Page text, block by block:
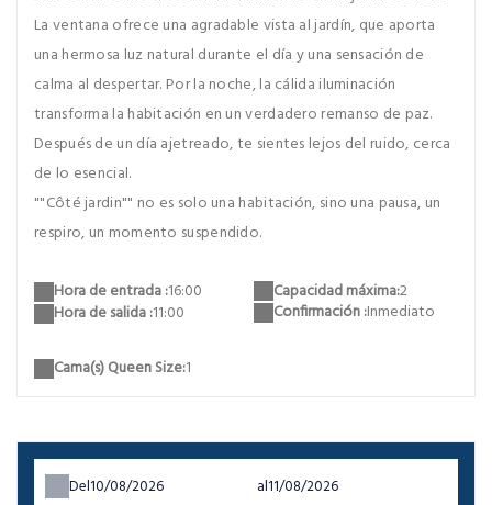
La ventana ofrece una agradable vista al jardín, que aporta
una hermosa luz natural durante el día y una sensación de
calma al despertar. Por la noche, la cálida iluminación
transforma la habitación en un verdadero remanso de paz.
Después de un día ajetreado, te sientes lejos del ruido, cerca
de lo esencial.
""Côté jardin"" no es solo una habitación, sino una pausa, un
respiro, un momento suspendido.
Hora de entrada :16:00
Hora de salida :11:00
Capacidad máxima:2
Confirmación :Inmediato
Cama(s) Queen Size:1
Del al